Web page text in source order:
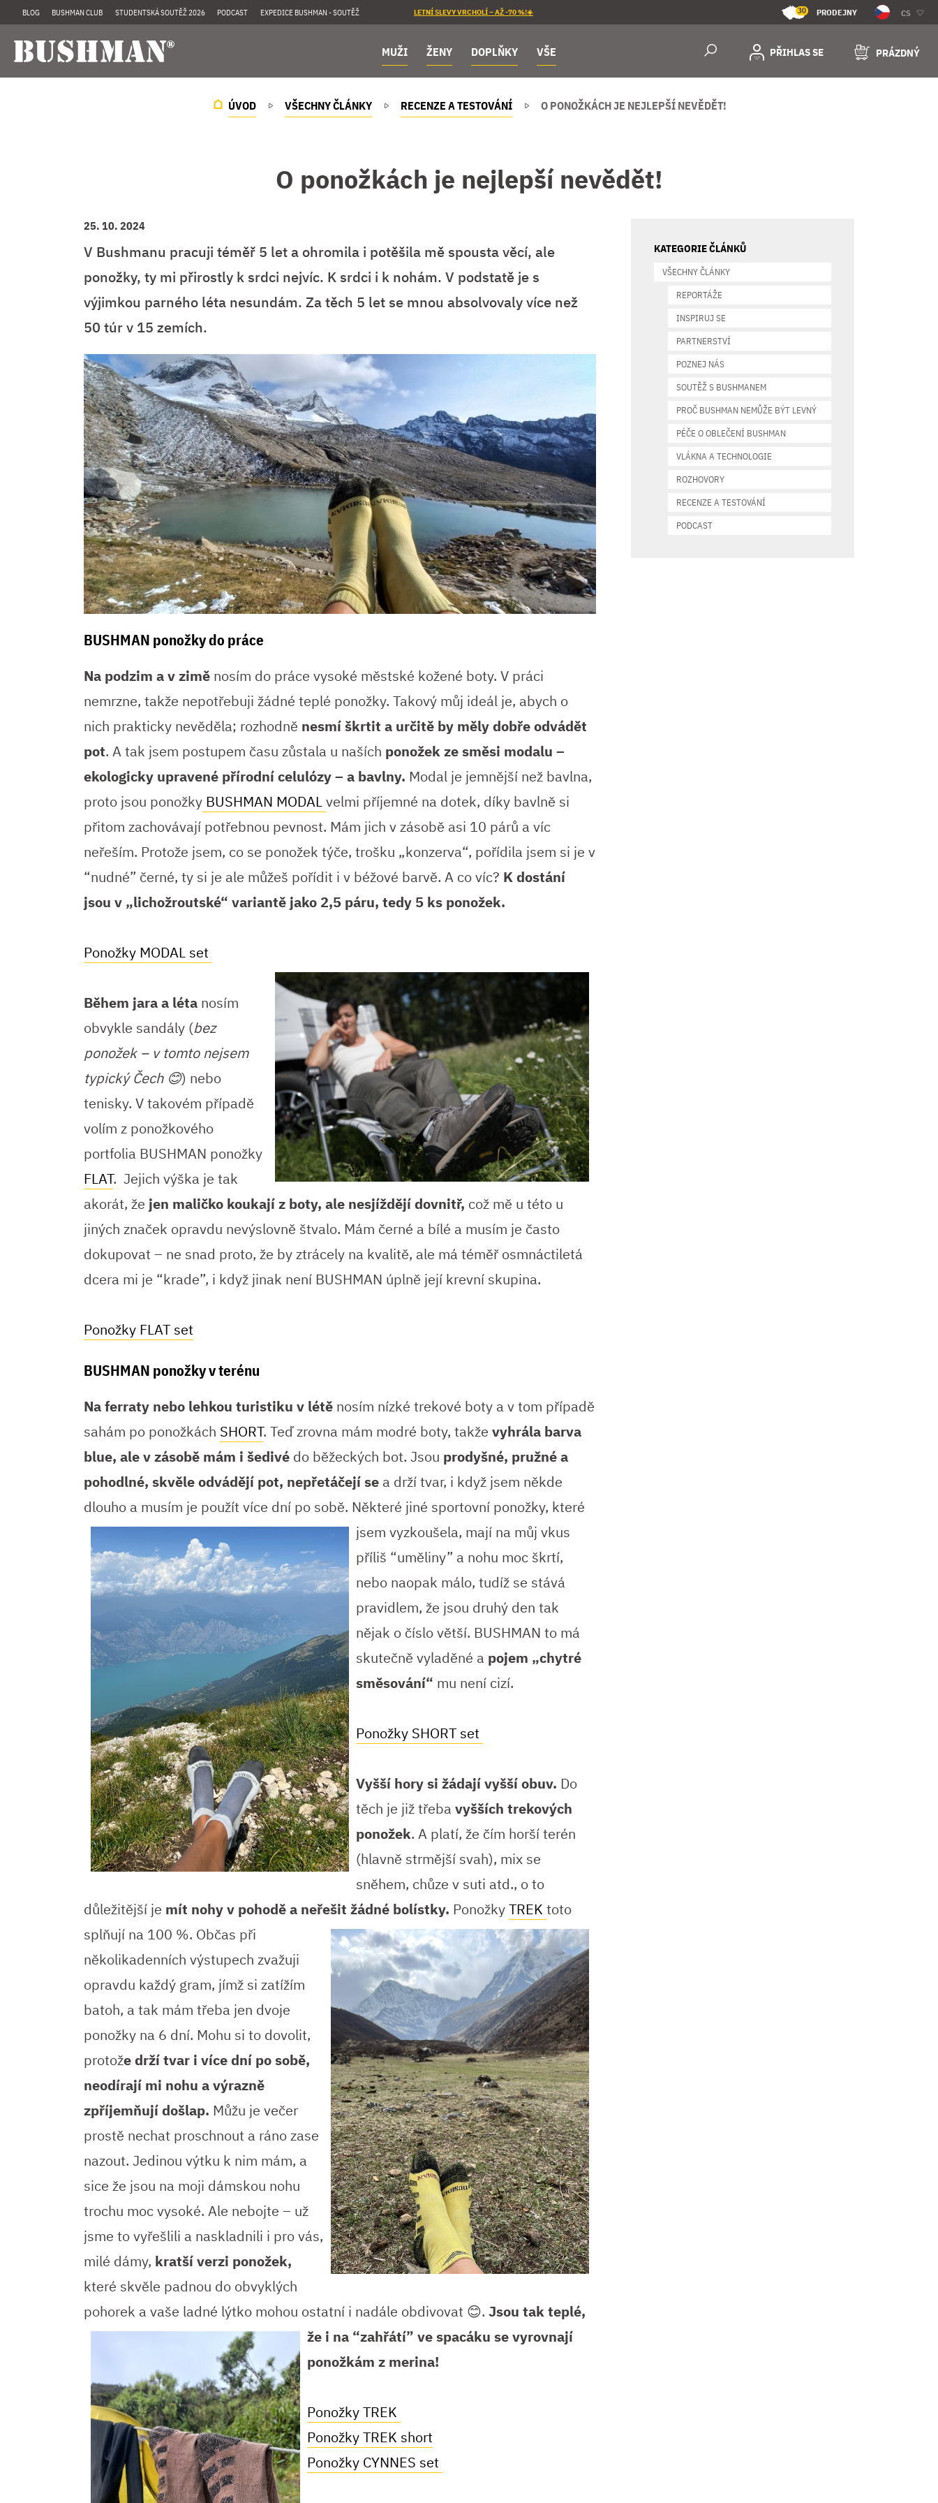
BLOG BUSHMAN CLUB STUDENTSKÁ SOUTĚŽ 2026 PODCAST EXPEDICE BUSHMAN - SOUTĚŽ LETNÍ SLEVY VRCHOLÍ – AŽ -70 %!☀️ 30 PRODEJNY CS
MUŽI ŽENY DOPLŇKY VŠE PŘIHLAS SE PRÁZDNÝ
ÚVOD VŠECHNY ČLÁNKY RECENZE A TESTOVÁNÍ O PONOŽKÁCH JE NEJLEPŠÍ NEVĚDĚT!
O ponožkách je nejlepší nevědět!
25. 10. 2024
V Bushmanu pracuji téměř 5 let a ohromila i potěšila mě spousta věcí, ale
ponožky, ty mi přirostly k srdci nejvíc. K srdci i k nohám. V podstatě je s
výjimkou parného léta nesundám. Za těch 5 let se mnou absolvovaly více než
50 túr v 15 zemích.
BUSHMAN ponožky do práce
Na podzim a v zimě nosím do práce vysoké městské kožené boty. V práci
nemrzne, takže nepotřebuji žádné teplé ponožky. Takový můj ideál je, abych o
nich prakticky nevěděla; rozhodně nesmí škrtit a určitě by měly dobře odvádět
pot. A tak jsem postupem času zůstala u naších ponožek ze směsi modalu –
ekologicky upravené přírodní celulózy – a bavlny. Modal je jemnější než bavlna,
proto jsou ponožky BUSHMAN MODALvelmi příjemné na dotek, díky bavlně si
přitom zachovávají potřebnou pevnost. Mám jich v zásobě asi 10 párů a víc
neřeším. Protože jsem, co se ponožek týče, trošku „konzerva“, pořídila jsem si je v
“nudné” černé, ty si je ale můžeš pořídit i v béžové barvě. A co víc? K dostání
jsou v „lichožroutské“ variantě jako 2,5 páru, tedy 5 ks ponožek.
Ponožky MODAL set
Během jara a léta nosím
obvykle sandály (bez
ponožek – v tomto nejsem
typický Čech 😊) nebo
tenisky. V takovém případě
volím z ponožkového
portfolia BUSHMAN ponožky
FLAT. Jejich výška je tak
akorát, že jen maličko koukají z boty, ale nesjíždějí dovnitř, což mě u této u
jiných značek opravdu nevýslovně štvalo. Mám černé a bílé a musím je často
dokupovat – ne snad proto, že by ztrácely na kvalitě, ale má téměř osmnáctiletá
dcera mi je “krade”, i když jinak není BUSHMAN úplně její krevní skupina.
Ponožky FLAT set
BUSHMAN ponožky v terénu
Na ferraty nebo lehkou turistiku v létě nosím nízké trekové boty a v tom případě
sahám po ponožkách SHORT. Teď zrovna mám modré boty, takže vyhrála barva
blue, ale v zásobě mám i šedivé do běžeckých bot. Jsou prodyšné, pružné a
pohodlné, skvěle odvádějí pot, nepřetáčejí se a drží tvar, i když jsem někde
dlouho a musím je použít více dní po sobě. Některé jiné sportovní ponožky, které
jsem vyzkoušela, mají na můj vkus
příliš “uměliny” a nohu moc škrtí,
nebo naopak málo, tudíž se stává
pravidlem, že jsou druhý den tak
nějak o číslo větší. BUSHMAN to má
skutečně vyladěné a pojem „chytré
směsování“ mu není cizí.
Ponožky SHORT set
Vyšší hory si žádají vyšší obuv. Do
těch je již třeba vyšších trekových
ponožek. A platí, že čím horší terén
(hlavně strmější svah), mix se
sněhem, chůze v suti atd., o to
důležitější je mít nohy v pohodě a neřešit žádné bolístky. PonožkyTREK toto
splňují na 100 %. Občas při
několikadenních výstupech zvažuji
opravdu každý gram, jímž si zatížím
batoh, a tak mám třeba jen dvoje
ponožky na 6 dní. Mohu si to dovolit,
protože drží tvar i více dní po sobě,
neodírají mi nohu a výrazně
zpříjemňují došlap. Můžu je večer
prostě nechat proschnout a ráno zase
nazout. Jedinou výtku k nim mám, a
sice že jsou na moji dámskou nohu
trochu moc vysoké. Ale nebojte – už
jsme to vyřešlili a naskladnili i pro vás,
milé dámy, kratší verzi ponožek,
které skvěle padnou do obvyklých
pohorek a vaše ladné lýtko mohou ostatní i nadále obdivovat 😊. Jsou tak teplé,
že i na “zahřátí” ve spacáku se vyrovnají
ponožkám z merina!
Ponožky TREK
Ponožky TREK short
Ponožky CYNNES set
KATEGORIE ČLÁNKŮ
VŠECHNY ČLÁNKY
REPORTÁŽE
INSPIRUJ SE
PARTNERSTVÍ
POZNEJ NÁS
SOUTĚŽ S BUSHMANEM
PROČ BUSHMAN NEMŮŽE BÝT LEVNÝ
PÉČE O OBLEČENÍ BUSHMAN
VLÁKNA A TECHNOLOGIE
ROZHOVORY
RECENZE A TESTOVÁNÍ
PODCAST